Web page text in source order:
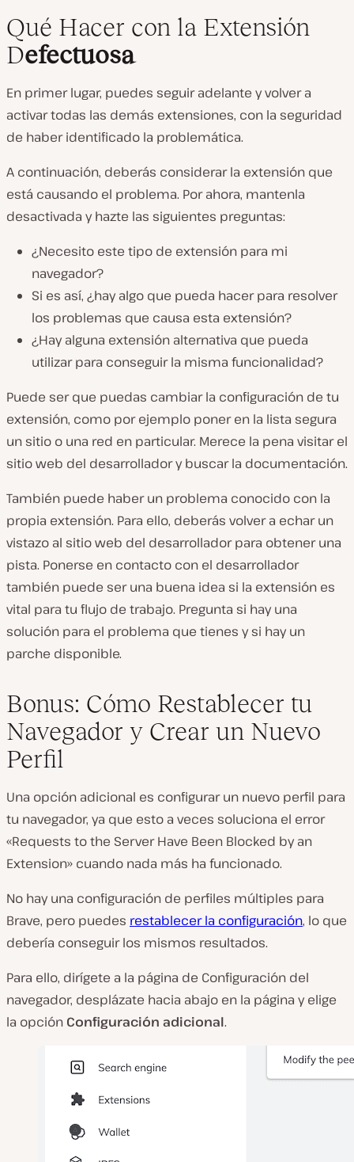
Qué Hacer con la Extensión
Defectuosa
En primer lugar, puedes seguir adelante y volver a
activar todas las demás extensiones, con la seguridad
de haber identificado la problemática.
A continuación, deberás considerar la extensión que
está causando el problema. Por ahora, mantenla
desactivada y hazte las siguientes preguntas:
¿Necesito este tipo de extensión para mi
navegador?
Si es así, ¿hay algo que pueda hacer para resolver
los problemas que causa esta extensión?
¿Hay alguna extensión alternativa que pueda
utilizar para conseguir la misma funcionalidad?
Puede ser que puedas cambiar la configuración de tu
extensión, como por ejemplo poner en la lista segura
un sitio o una red en particular. Merece la pena visitar el
sitio web del desarrollador y buscar la documentación.
También puede haber un problema conocido con la
propia extensión. Para ello, deberás volver a echar un
vistazo al sitio web del desarrollador para obtener una
pista. Ponerse en contacto con el desarrollador
también puede ser una buena idea si la extensión es
vital para tu flujo de trabajo. Pregunta si hay una
solución para el problema que tienes y si hay un
parche disponible.
Bonus: Cómo Restablecer tu
Navegador y Crear un Nuevo
Perfil
Una opción adicional es configurar un nuevo perfil para
tu navegador, ya que esto a veces soluciona el error
«Requests to the Server Have Been Blocked by an
Extension» cuando nada más ha funcionado.
No hay una configuración de perfiles múltiples para
Brave, pero puedes restablecer la configuración, lo que
debería conseguir los mismos resultados.
Para ello, dirígete a la página de Configuración del
navegador, desplázate hacia abajo en la página y elige
la opción Configuración adicional.